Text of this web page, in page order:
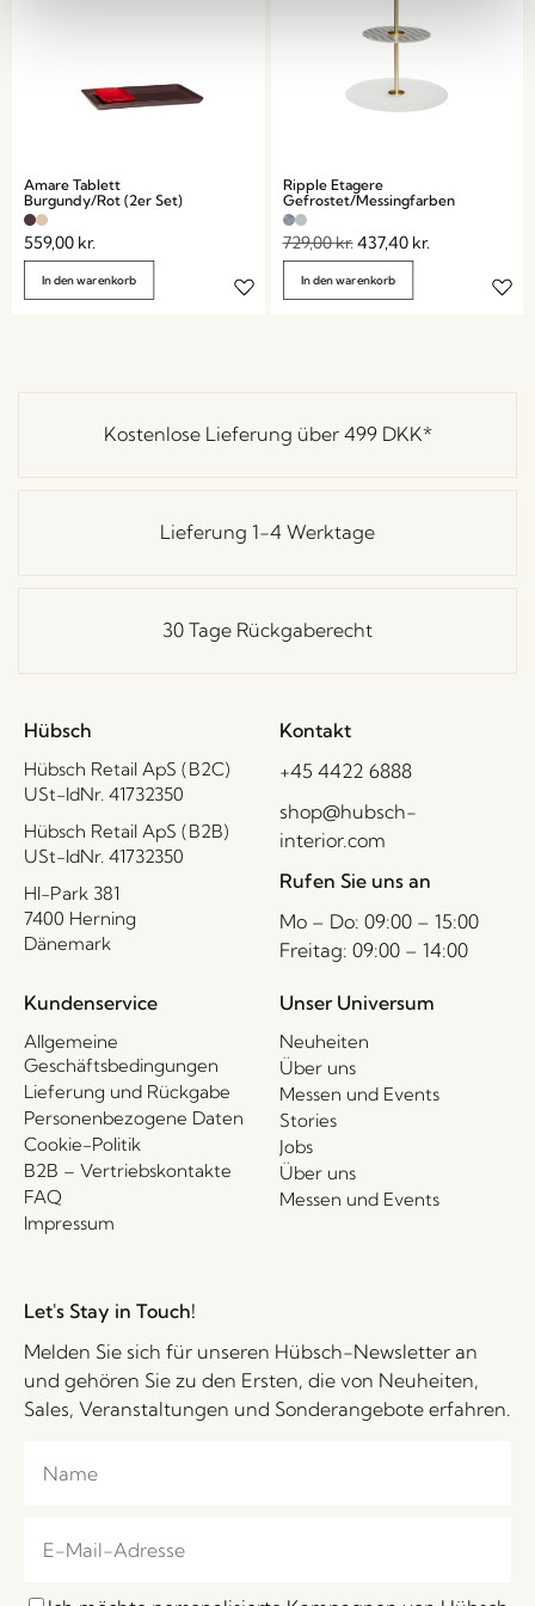
Amare Tablett
Burgundy/Rot (2er Set)
559,00 kr.
In den warenkorb
Ripple Etagere
Gefrostet/Messingfarben
729,00kr.437,40 kr.
In den warenkorb
Kostenlose Lieferung über 499 DKK*
Lieferung 1-4 Werktage
30 Tage Rückgaberecht
Hübsch
Hübsch Retail ApS (B2C)
USt-IdNr. 41732350
Hübsch Retail ApS (B2B)
USt-IdNr. 41732350
HI-Park 381
7400 Herning
Dänemark
Kontakt
+45 4422 6888
shop@hubsch-
interior.com
Rufen Sie uns an
Mo – Do: 09:00 – 15:00
Freitag: 09:00 – 14:00
Kundenservice
Allgemeine
Geschäftsbedingungen
Lieferung und Rückgabe
Personenbezogene Daten
Cookie-Politik
B2B – Vertriebskontakte
FAQ
Impressum
Unser Universum
Neuheiten
Über uns
Messen und Events
Stories
Jobs
Über uns
Messen und Events
Let's Stay in Touch!
Melden Sie sich für unseren Hübsch-Newsletter an
und gehören Sie zu den Ersten, die von Neuheiten,
Sales, Veranstaltungen und Sonderangebote erfahren.